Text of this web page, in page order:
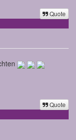
Quote
Quote